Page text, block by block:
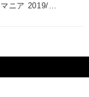
マニア 2019/…